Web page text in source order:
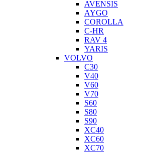
AVENSIS
AYGO
COROLLA
C-HR
RAV 4
YARIS
VOLVO
C30
V40
V60
V70
S60
S80
S90
XC40
XC60
XC70